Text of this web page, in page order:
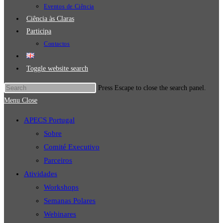
Eventos de Ciência
Ciência às Claras
Participa
Contactos
Toggle website search
Press Escape to close the search panel.
Menu Close
APECS Portugal
Sobre
Comité Executivo
Parceiros
Atividades
Workshops
Semanas Polares
Webinares